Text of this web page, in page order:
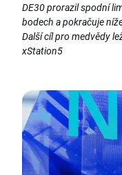
DE30 prorazil spodní
bodech a pokračuje
Další cíl pro medvědy
xStation5